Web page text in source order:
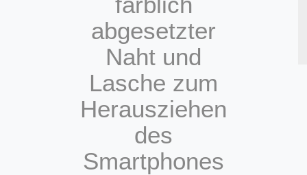
abgesetzter
Naht und
Lasche zum
Herausziehen
des
Smartphones